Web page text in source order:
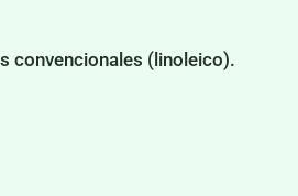
convencionales (linoleico).